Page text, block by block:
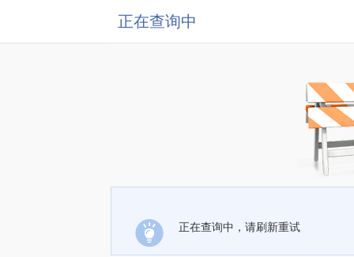
正在查询中
正在查询中，请刷新重试